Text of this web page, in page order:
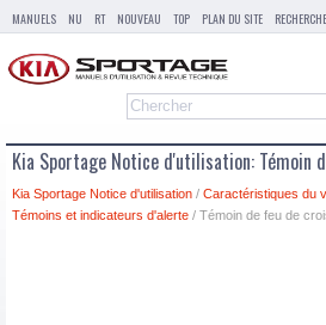
MANUELS NU RT NOUVEAU TOP PLAN DU SITE RECHERCHE
Kia Sportage Notice d'utilisation: Témoin
Kia Sportage Notice d'utilisation / Caractéristiques du
Témoins et indicateurs d'alerte / Témoin de feu de